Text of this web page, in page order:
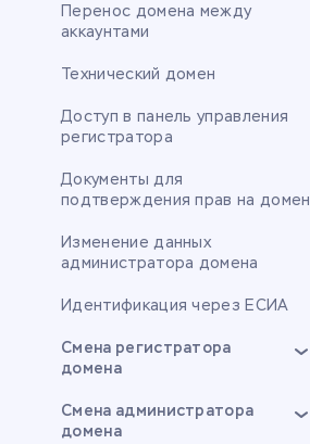
Перенос домена между
аккаунтами
Технический домен
Доступ в панель управления
регистратора
Документы для
подтверждения прав на домен
Изменение данных
администратора домена
Идентификация через ЕСИА
Смена регистратора
домена
Смена администратора
домена